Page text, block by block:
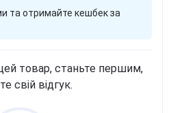
та отримайте кешбек за
товар, станьте першим,
свій відгук.